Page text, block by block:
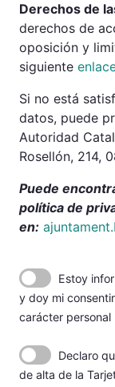
Derechos de
derechos de
oposición y
siguiente
Si no está
datos, puede
Autoridad
Rosellón, 214,
Puede
política de
en:
Estoy
y doy mi
carácter personal
Declaro
de alta de la